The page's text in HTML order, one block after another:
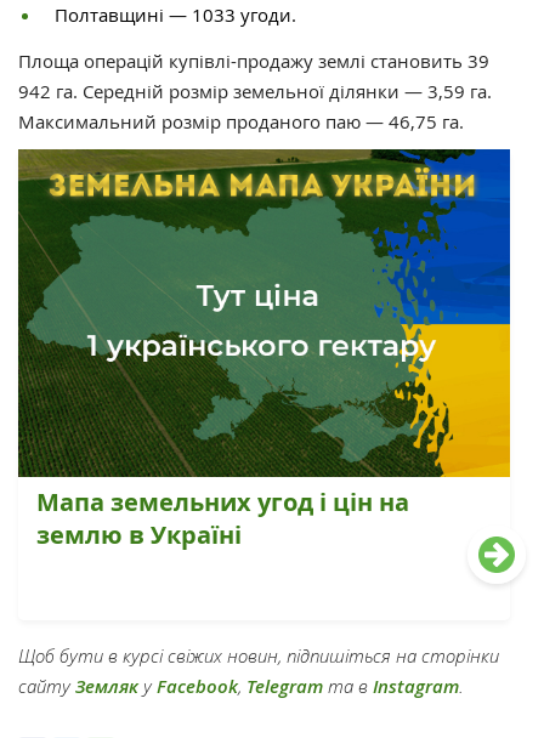
Полтавщині — 1033 угоди.
Площа операцій купівлі-продажу землі становить 39
942 га. Середній розмір земельної ділянки — 3,59 га.
Максимальний розмір проданого паю — 46,75 га.
Мапа земельних угод і цін на
землю в Україні
Щоб бути в курсі свіжих новин, підпишіться на сторінки
сайтуЗемлякуFacebook, Telegram та в Instagram.